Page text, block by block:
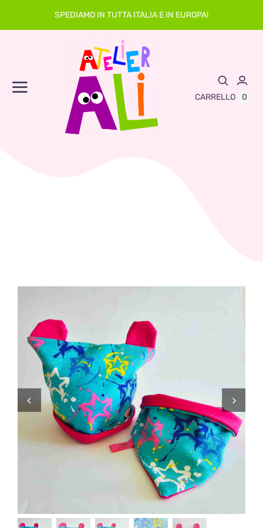
SPEDIAMO IN TUTTA ITALIA E IN EUROPA!
Toggle
Navigation Abbigliamento
Lista Nascita
Blog
Eventi
Spedizioni
CARRELLO 0